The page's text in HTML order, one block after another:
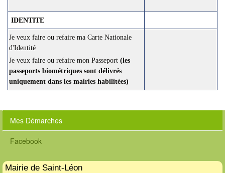
IDENTITE
Je veux faire ou refaire ma Carte Nationale
d'Identité
Je veux faire ou refaire mon Passeport (les
passeports biométriques sont délivrés
uniquement dans les mairies habilitées)
Mes Démarches
Facebook
Mairie de Saint-Léon